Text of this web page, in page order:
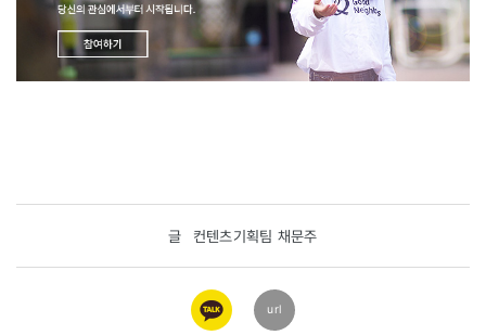
글 컨텐츠기획팀 채문주
카카오
링크
url